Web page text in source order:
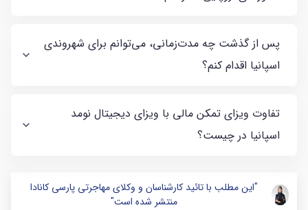
پس از گذشت چه مدت‌زمانی، می‌توانم برای شهروندی
اسپانیا اقدام کنم؟
تفاوت ویزای تمکن مالی با ویزای دیجیتال نومد
اسپانیا در چیست؟
"این مطلب با تائید کارشناسان و وکلای مهاجرتی پارسی کانادا
منتشر شده است"